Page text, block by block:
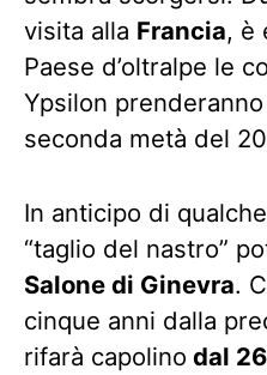
visita alla Francia, è
Paese d’oltralpe le
Ypsilon
seconda metà del
In anticipo di
“taglio del nastro”
Salone di Ginevra.
cinque anni dalla
rifarà capolino dal